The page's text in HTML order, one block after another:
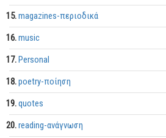
magazines-περιοδικά
music
Personal
poetry-ποίηση
quotes
reading-ανάγνωση